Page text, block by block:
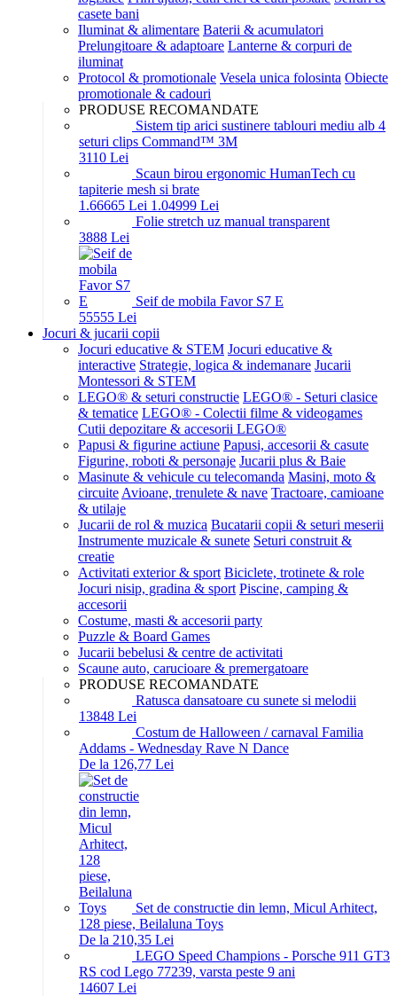
casete bani
Iluminat & alimentare Baterii & acumulatori
Prelungitoare & adaptoare Lanterne & corpuri de
iluminat
Protocol & promotionale Vesela unica folosinta Obiecte
promotionale & cadouri
PRODUSE RECOMANDATE
Sistem tip arici sustinere tablouri mediu alb 4
seturi clips Command™ 3M
3110 Lei
Scaun birou ergonomic HumanTech cu
tapiterie mesh si brate
1.66665 Lei 1.04999 Lei
Folie stretch uz manual transparent
3888 Lei
Seif de mobila Favor S7 E
55555 Lei
Jocuri & jucarii copii
Jocuri educative & STEM Jocuri educative &
interactive Strategie, logica & indemanare Jucarii
Montessori & STEM
LEGO® & seturi constructie LEGO® - Seturi clasice
& tematice LEGO® - Colectii filme & videogames
Cutii depozitare & accesorii LEGO®
Papusi & figurine actiune Papusi, accesorii & casute
Figurine, roboti & personaje Jucarii plus & Baie
Masinute & vehicule cu telecomanda Masini, moto &
circuite Avioane, trenulete & nave Tractoare, camioane
& utilaje
Jucarii de rol & muzica Bucatarii copii & seturi meserii
Instrumente muzicale & sunete Seturi construit &
creatie
Activitati exterior & sport Biciclete, trotinete & role
Jocuri nisip, gradina & sport Piscine, camping &
accesorii
Costume, masti & accesorii party
Puzzle & Board Games
Jucarii bebelusi & centre de activitati
Scaune auto, carucioare & premergatoare
PRODUSE RECOMANDATE
Ratusca dansatoare cu sunete si melodii
13848 Lei
Costum de Halloween / carnaval Familia
Addams - Wednesday Rave N Dance
De la 126,77 Lei
Set de constructie din lemn, Micul Arhitect,
128 piese, Beilaluna Toys
De la 210,35 Lei
LEGO Speed Champions - Porsche 911 GT3
RS cod Lego 77239, varsta peste 9 ani
14607 Lei